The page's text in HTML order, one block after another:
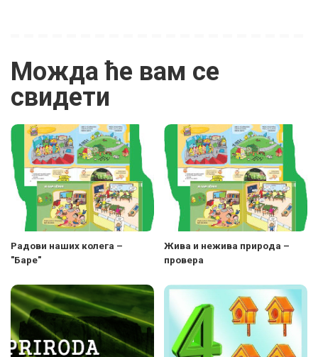
Можда ће вам се
свидети
Радови наших колега –
"Баре"
Жива и нежива природа –
провера